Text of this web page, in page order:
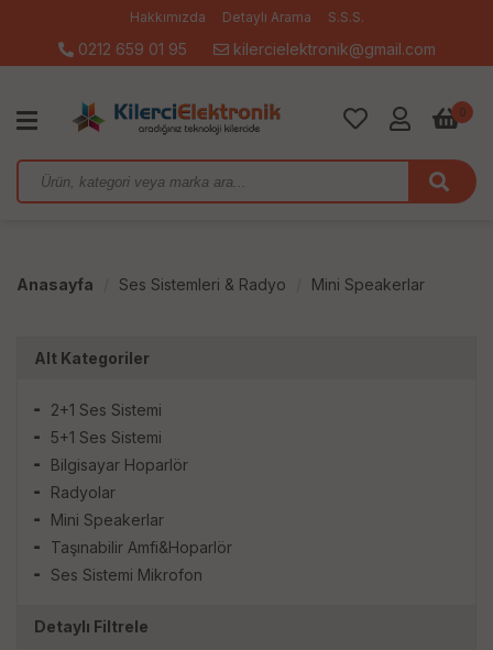
Hakkımızda Detaylı Arama S.S.S.
0212 659 01 95 kilercielektronik@gmail.com
0
Anasayfa Ses Sistemleri & Radyo Mini Speakerlar
Alt Kategoriler
2+1 Ses Sistemi
5+1 Ses Sistemi
Bilgisayar Hoparlör
Radyolar
Mini Speakerlar
Taşınabilir Amfi&Hoparlör
Ses Sistemi Mikrofon
Detaylı Filtrele